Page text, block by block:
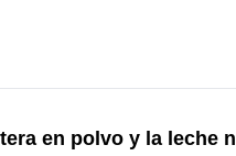
en polvo y la leche